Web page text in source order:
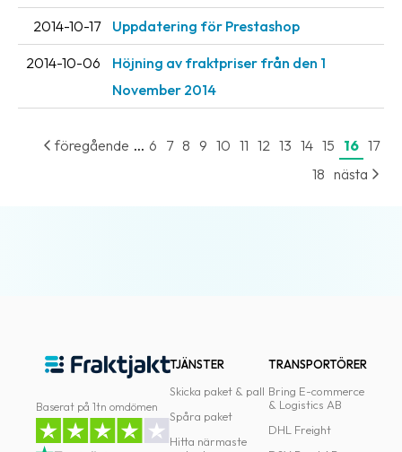
2014-10-17 Uppdatering för Prestashop
2014-10-06
Höjning av fraktpriser från den 1
November 2014
föregående ... 6 7 8 9 10 11 12 13 14 15 16 17
18 nästa
Baserat på 1tn omdömen
TJÄNSTER
Skicka paket & pall
Spåra paket
Hitta närmaste
TRANSPORTÖRER
Bring E-commerce
& Logistics AB
DHL Freight